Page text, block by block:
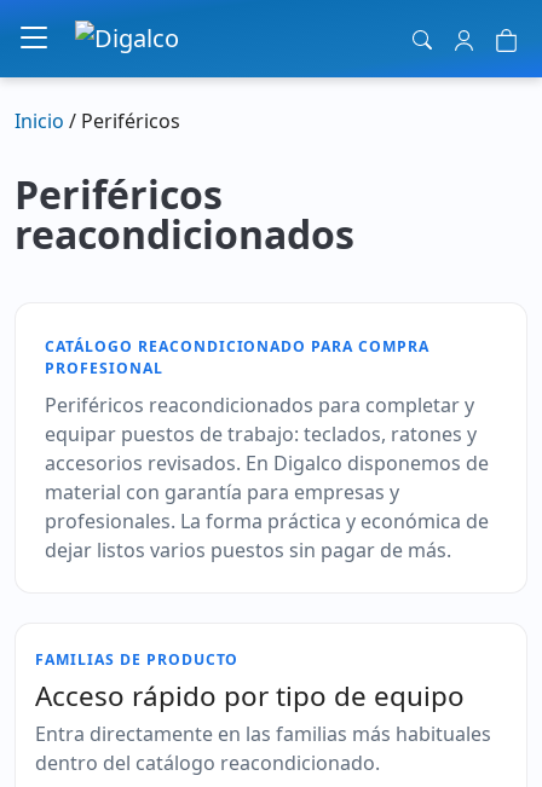
Navegación principal
Inicio / Periféricos
Periféricos
reacondicionados
CATÁLOGO REACONDICIONADO PARA COMPRA
PROFESIONAL
Periféricos reacondicionados para completar y
equipar puestos de trabajo: teclados, ratones y
accesorios revisados. En Digalco disponemos de
material con garantía para empresas y
profesionales. La forma práctica y económica de
dejar listos varios puestos sin pagar de más.
FAMILIAS DE PRODUCTO
Acceso rápido por tipo de equipo
Entra directamente en las familias más habituales
dentro del catálogo reacondicionado.